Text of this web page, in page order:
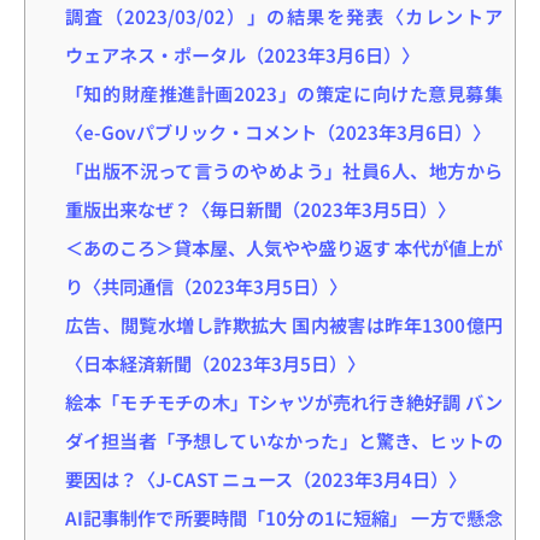
調査（2023/03/02）」の結果を発表〈カレントア
ウェアネス・ポータル（2023年3月6日）〉
「知的財産推進計画2023」の策定に向けた意見募集
〈e-Govパブリック・コメント（2023年3月6日）〉
「出版不況って言うのやめよう」社員6人、地方から
重版出来なぜ？〈毎日新聞（2023年3月5日）〉
＜あのころ＞貸本屋、人気やや盛り返す 本代が値上が
り〈共同通信（2023年3月5日）〉
広告、閲覧水増し詐欺拡大 国内被害は昨年1300億円
〈日本経済新聞（2023年3月5日）〉
絵本「モチモチの木」Tシャツが売れ行き絶好調 バン
ダイ担当者「予想していなかった」と驚き、ヒットの
要因は？〈J-CAST ニュース（2023年3月4日）〉
AI記事制作で所要時間「10分の1に短縮」 一方で懸念